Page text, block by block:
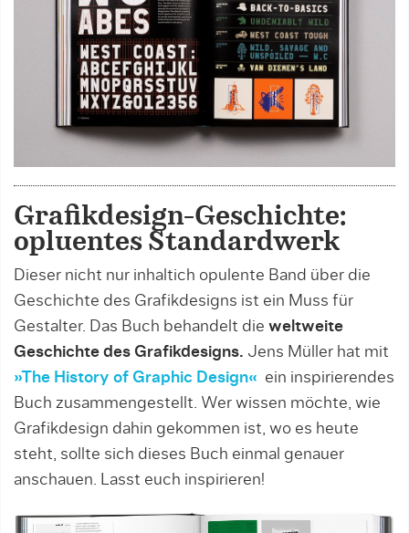
Grafikdesign-Geschichte:
opluentes Standardwerk
Dieser nicht nur inhaltich opulente Band über die
Geschichte des Grafikdesigns ist ein Muss für
Gestalter. Das Buch behandelt die weltweite
Geschichte des Grafikdesigns. Jens Müller hat mit
»The History of Graphic Design« ein inspirierendes
Buch zusammengestellt. Wer wissen möchte, wie
Grafikdesign dahin gekommen ist, wo es heute
steht, sollte sich dieses Buch einmal genauer
anschauen. Lasst euch inspirieren!